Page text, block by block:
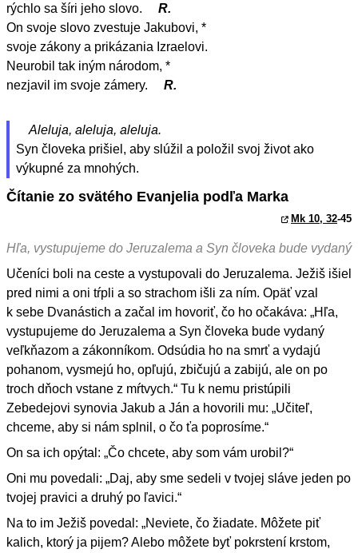
rýchlo sa šíri jeho slovo.
R.
On svoje slovo zvestuje Jakubovi, *
svoje zákony a prikázania Izraelovi.
Neurobil tak iným národom, *
nezjavil im svoje zámery.
R.
Aleluja, aleluja, aleluja.
Syn človeka prišiel, aby slúžil a položil svoj život ako
výkupné za mnohých.
Čítanie zo svätého Evanjelia podľa Marka
Mk 10, 32-45
Hľa, vystupujeme do Jeruzalema a Syn človeka bude vydaný
Učeníci boli na ceste a vystupovali do Jeruzalema. Ježiš išiel
pred nimi a oni tŕpli a so strachom išli za ním. Opäť vzal
k sebe Dvanástich a začal im hovoriť, čo ho očakáva: „Hľa,
vystupujeme do Jeruzalema a Syn človeka bude vydaný
veľkňazom a zákonníkom. Odsúdia ho na smrť a vydajú
pohanom, vysmejú ho, opľujú, zbičujú a zabijú, ale on po
troch dňoch vstane z mŕtvych.“ Tu k nemu pristúpili
Zebedejovi synovia Jakub a Ján a hovorili mu: „Učiteľ,
chceme, aby si nám splnil, o čo ťa poprosíme.“
On sa ich opýtal: „Čo chcete, aby som vám urobil?“
Oni mu povedali: „Daj, aby sme sedeli v tvojej sláve jeden po
tvojej pravici a druhý po ľavici.“
Na to im Ježiš povedal: „Neviete, čo žiadate. Môžete piť
kalich, ktorý ja pijem? Alebo môžete byť pokrstení krstom,